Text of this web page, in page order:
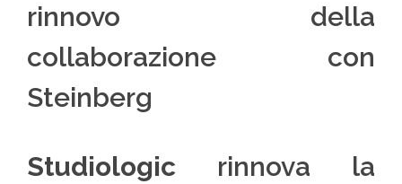
rinnovo della
collaborazione con
Steinberg
Studiologic rinnova la